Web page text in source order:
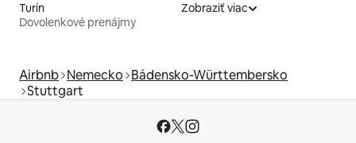
Turín
Dovolenkové prenájmy
Zobraziť viac
Airbnb Nemecko Bádensko-Württembersko
Stuttgart